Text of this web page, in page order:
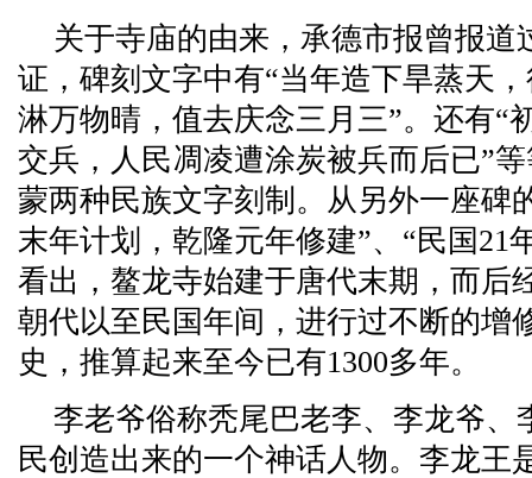
关于寺庙的由来，承德市报曾报道
证，碑刻文字中有“当年造下旱蒸天
淋万物晴，值去庆念三月三”。还有“
交兵，人民凋凌遭涂炭被兵而后已”
蒙两种民族文字刻制。从另外一座碑
末年计划，乾隆元年修建”、“民国21
看出，鳌龙寺始建于唐代末期，而后
朝代以至民国年间，进行过不断的增
史，推算起来至今已有1300多年。
李老爷俗称秃尾巴老李、李龙爷、
民创造出来的一个神话人物。李龙王